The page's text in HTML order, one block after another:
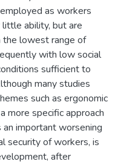
as workers
ability, but are
the lowest range of
with low social
sufficient to
many studies
such as ergonomic
more specific approach
important worsening
security of workers, is
after